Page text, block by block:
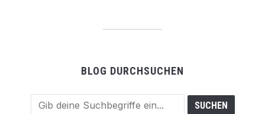
BLOG DURCHSUCHEN